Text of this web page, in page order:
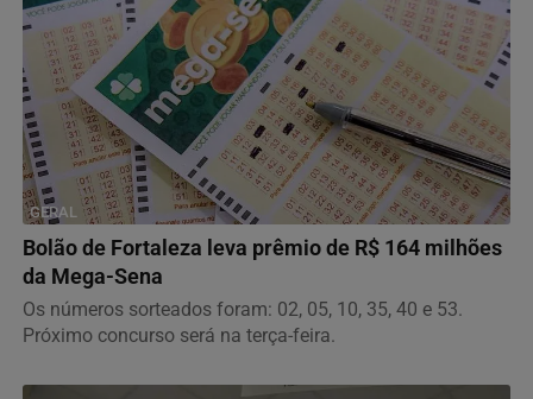
GERAL
Bolão de Fortaleza leva prêmio de R$ 164 milhões
da Mega-Sena
Os números sorteados foram: 02, 05, 10, 35, 40 e 53.
Próximo concurso será na terça-feira.